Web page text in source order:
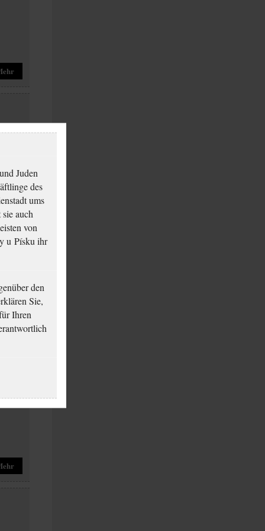
Juden
des
ums
auch
von
u Písku ihr
den
Sie,
Ihren